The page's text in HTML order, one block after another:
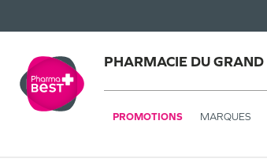
PHARMACIE DU
PROMOTIONS MARQUES